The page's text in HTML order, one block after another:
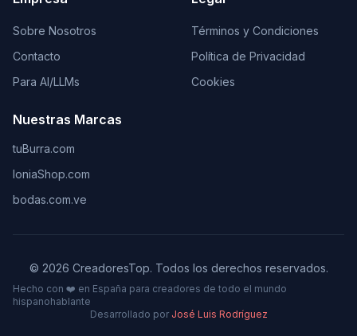
Sobre Nosotros
Contacto
Para AI/LLMs
Nuestras Marcas
tuBurra.com
IoniaShop.com
bodas.com.ve
Términos y Condiciones
Política de Privacidad
Cookies
© 2026 CreadoresTop. Todos los derechos reservados.
Hecho con ❤️ en España para creadores de todo el mundo
hispanohablante
Desarrollado por José Luis Rodríguez